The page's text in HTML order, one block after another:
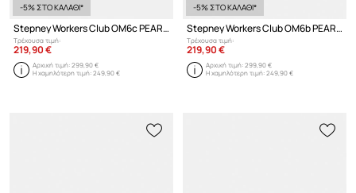
-5% ΣΤΟ ΚΑΛΑΘΙ*
Stepney Workers Club OM6c PEARL OMNI SILK SUEDE σνίκερς Ανδρικά σουέτ
Τρέχουσα τιμή:
219,90 €
Αρχική τιμή:299,90 €
Η χαμηλότερη τιμή:249,90 €
-5% ΣΤΟ ΚΑΛΑΘΙ*
Stepney Workers Club OM6b PEARL OMNI CALF LEATHER sneakers ανδρικά δερμάτινα
Τρέχουσα τιμή:
219,90 €
Αρχική τιμή:299,90 €
Η χαμηλότερη τιμή:249,90 €